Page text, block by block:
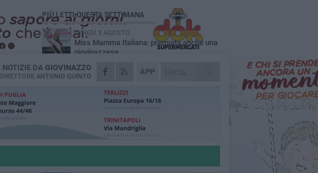
APP
NOTIZIE DA GIOVINAZZO
DIRETTORE ANTONIO QUINTO
PIÙ LETTI QUESTA SETTIMANA
LUNEDÌ 3 AGOSTO
Miss Mamma Italiana: premiata anche una
giovinazzese
VENERDÌ 7 AGOSTO
A Giovinazzo c'è il Concerto all'Alba
MARTEDÌ 4 AGOSTO
rimossa macchia di idrocarburi
Lavori sul litorale, gli aggiornamenti del
SABATO 8 AGOSTO